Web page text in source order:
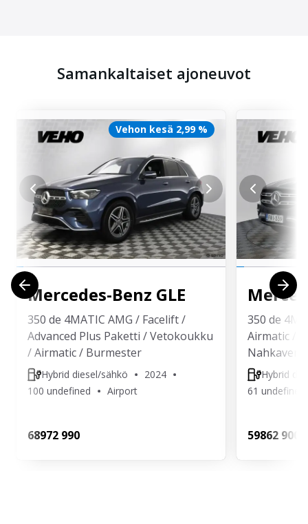
Samankaltaiset ajoneuvot
Vehon kesä 2,99 %
Mercedes-Benz GLE
350 de 4MATIC AMG / Facelift /
Advanced Plus Paketti / Vetokoukku
/ Airmatic / Burmester
Hybrid diesel/sähkö
2024
100 undefined
Airport
68972 990
350 de
Airmatic /
Hybrid
61 undefined
59862 900